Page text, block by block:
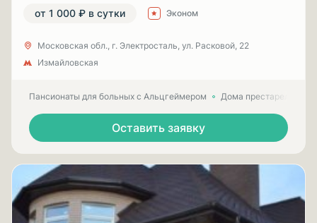
от 1 000 ₽ в сутки Эконом
Московская обл., г. Электросталь, ул. Расковой, 22
Измайловская
Пансионаты для больных с Альцгеймером Дома престарелых
Оставить заявку